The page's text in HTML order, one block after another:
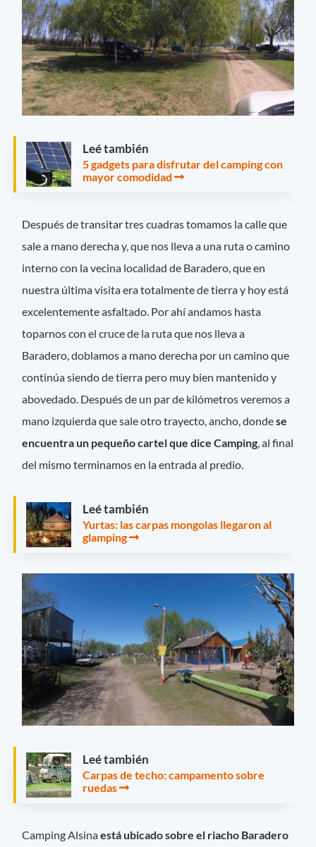
Leé también
5 gadgets para disfrutar del camping con
mayor comodidad
Después de transitar tres cuadras tomamos la calle que
sale a mano derecha y, que nos lleva a una ruta o camino
interno con la vecina localidad de Baradero, que en
nuestra última visita era totalmente de tierra y hoy está
excelentemente asfaltado. Por ahí andamos hasta
toparnos con el cruce de la ruta que nos lleva a
Baradero, doblamos a mano derecha por un camino que
continúa siendo de tierra pero muy bien mantenido y
abovedado. Después de un par de kilómetros veremos a
mano izquierda que sale otro trayecto, ancho, dondese
encuentra un pequeño cartel que dice Camping, al final
del mismo terminamos en la entrada al predio.
Leé también
Yurtas: las carpas mongolas llegaron al
glamping
Leé también
Carpas de techo: campamento sobre
ruedas
Camping Alsinaestá ubicado sobre el riacho Baradero